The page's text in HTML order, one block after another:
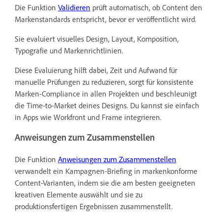
Die Funktion Validieren prüft automatisch, ob Content den
Markenstandards entspricht, bevor er veröffentlicht wird.
Sie evaluiert visuelles Design, Layout, Komposition,
Typografie und Markenrichtlinien.
Diese Evaluierung hilft dabei, Zeit und Aufwand für
manuelle Prüfungen zu reduzieren, sorgt für konsistente
Marken-Compliance in allen Projekten und beschleunigt
die Time-to-Market deines Designs. Du kannst sie einfach
in Apps wie Workfront und Frame integrieren.
Anweisungen zum Zusammenstellen
Die Funktion Anweisungen zum Zusammenstellen
verwandelt ein Kampagnen-Briefing in markenkonforme
Content-Varianten, indem sie die am besten geeigneten
kreativen Elemente auswählt und sie zu
produktionsfertigen Ergebnissen zusammenstellt.